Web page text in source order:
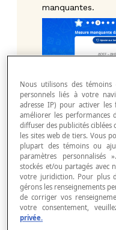
manquantes.
De nouveaux
l’association
angles
coulissante en
faire tourner les
côtés
Nous utilisons des témoins
personnels liés à votre
adresse IP) pour activer les
améliorer les performances
diffuser des publicités
les sites web de tiers. Vous
plupart des témoins ou
paramètres personnalisés
stockés et/ou partagés avec
votre juridiction. Pour plus
gérons les renseignements
de corriger vos
votre consentement,
privée.